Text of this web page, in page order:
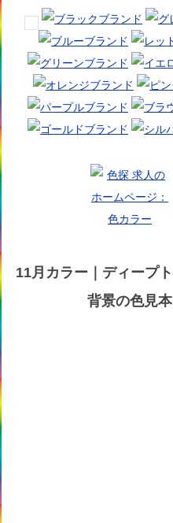
11月カラー｜ディープ
背景の色見本